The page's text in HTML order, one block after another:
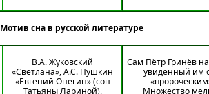
Мотив сна в русской литературе
В.А. Жуковский
«Светлана», А.С. Пушкин
«Евгений Онегин» (сон
Татьяны Лариной),
Сам Пётр Гринёв
увиденный им
Множество